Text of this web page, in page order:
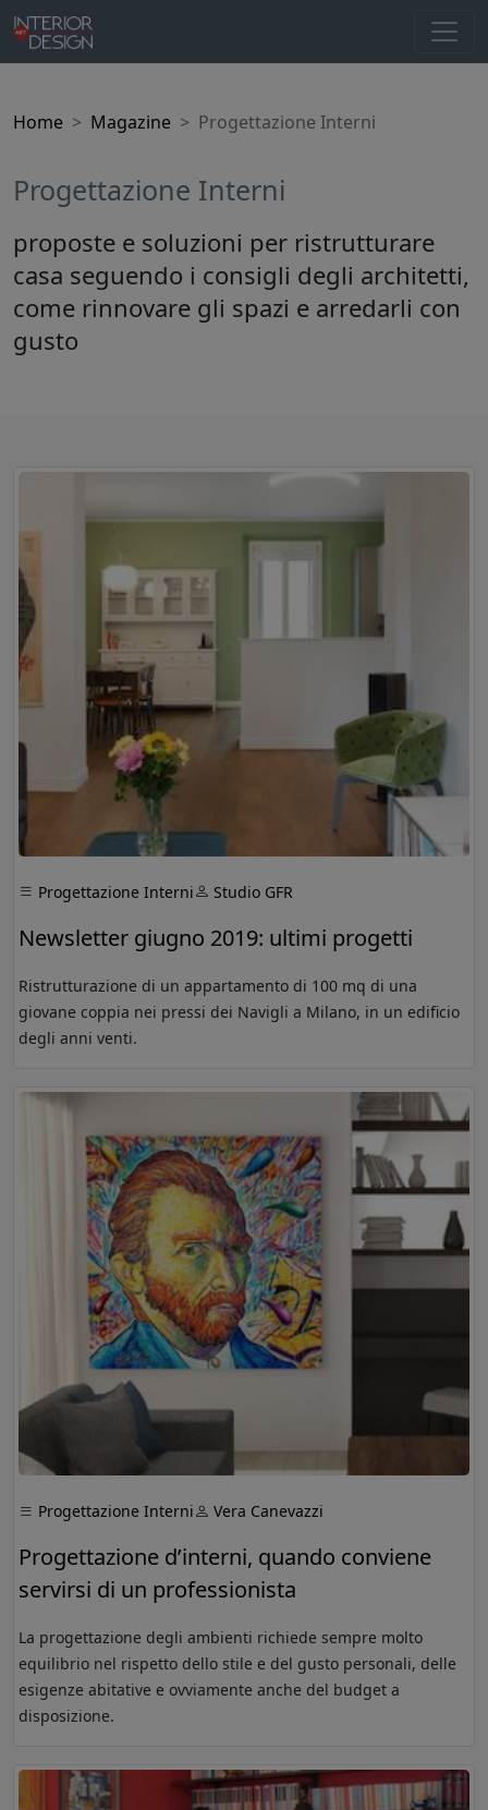
Home Magazine Progettazione Interni
Progettazione Interni
proposte e soluzioni per ristrutturare
casa seguendo i consigli degli architetti,
come rinnovare gli spazi e arredarli con
gusto
Progettazione Interni Studio GFR
Newsletter giugno 2019: ultimi progetti
Ristrutturazione di un appartamento di 100 mq di una
giovane coppia nei pressi dei Navigli a Milano, in un edificio
degli anni venti.
Progettazione Interni Vera Canevazzi
Progettazione d’interni, quando conviene
servirsi di un professionista
La progettazione degli ambienti richiede sempre molto
equilibrio nel rispetto dello stile e del gusto personali, delle
esigenze abitative e ovviamente anche del budget a
disposizione.